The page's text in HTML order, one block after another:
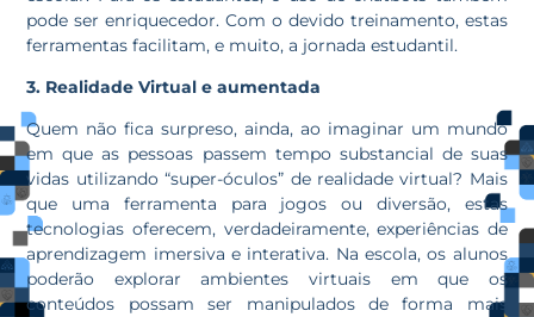
pode ser enriquecedor. Com o devido treinamento, estas
ferramentas facilitam, e muito, a jornada estudantil.
3. Realidade Virtual e aumentada
Quem não fica surpreso, ainda, ao imaginar um mundo
em que as pessoas passem tempo substancial de suas
vidas utilizando “super-óculos” de realidade virtual? Mais
que uma ferramenta para jogos ou diversão, estas
tecnologias oferecem, verdadeiramente, experiências de
aprendizagem imersiva e interativa. Na escola, os alunos
poderão explorar ambientes virtuais em que os
conteúdos possam ser manipulados de forma mais